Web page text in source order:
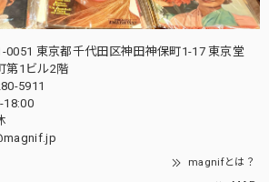
0051 東京都千代田区神田神保町1-17 東京堂
第1ビル2階
5911
18:00
magnifとは？